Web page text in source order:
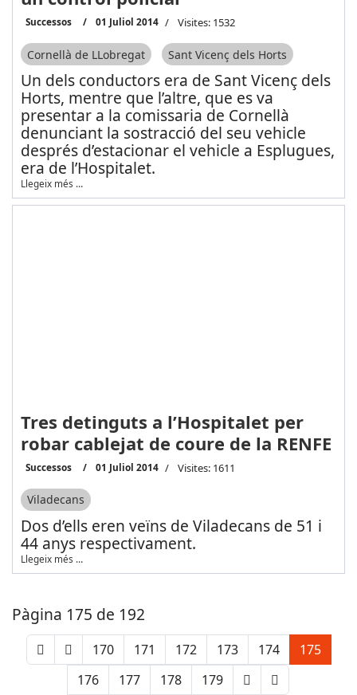
Successos 01 Juliol 2014 Visites: 1532
Cornellà de LLobregat Sant Vicenç dels Horts
Un dels conductors era de Sant Vicenç dels
Horts, mentre que l’altre, que es va
presentar a la comissaria de Cornellà
denunciant la sostracció del seu vehicle
després d’estacionar el vehicle a Esplugues,
era de l’Hospitalet.
Llegeix més …
Tres detinguts a l’Hospitalet per
robar cablejat de coure de la RENFE
Successos 01 Juliol 2014 Visites: 1611
Viladecans
Dos d’ells eren veïns de Viladecans de 51 i
44 anys respectivament.
Llegeix més …
Pàgina 175 de 192
170 171 172 173 174
175
176
177 178 179